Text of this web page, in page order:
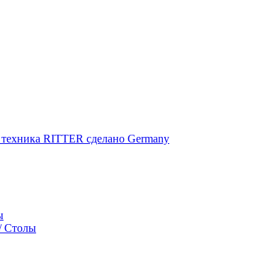
RITTER сделано Germany
Столы